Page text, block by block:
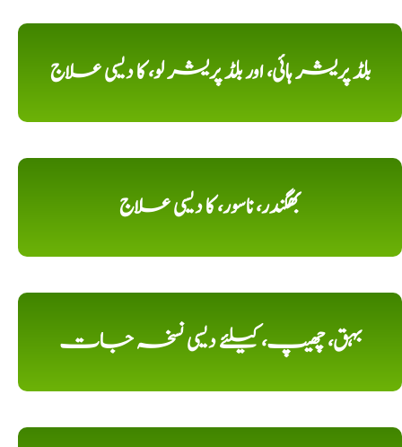
بلڈ پریشر ہائی، اور بلڈ پریشر لو، کا دیسی علاج
بھگندر، ناسور، کا دیسی علاج
بہق، چھیپ، کیلئے دیسی نسخہ جات